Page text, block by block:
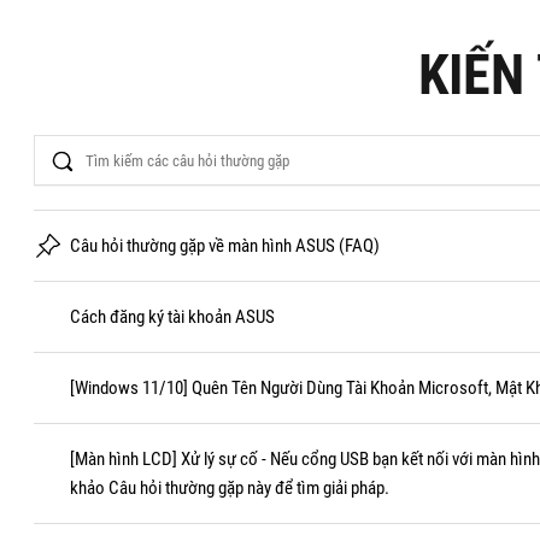
Search
Câu hỏi thường gặp về màn hình ASUS (FAQ)
Cách đăng ký tài khoản ASUS
[Windows 11/10] Quên Tên Người Dùng Tài Khoản Microsoft, Mật
[Màn hình LCD] Xử lý sự cố - Nếu cổng USB bạn kết nối với màn
khảo Câu hỏi thường gặp này để tìm giải pháp.